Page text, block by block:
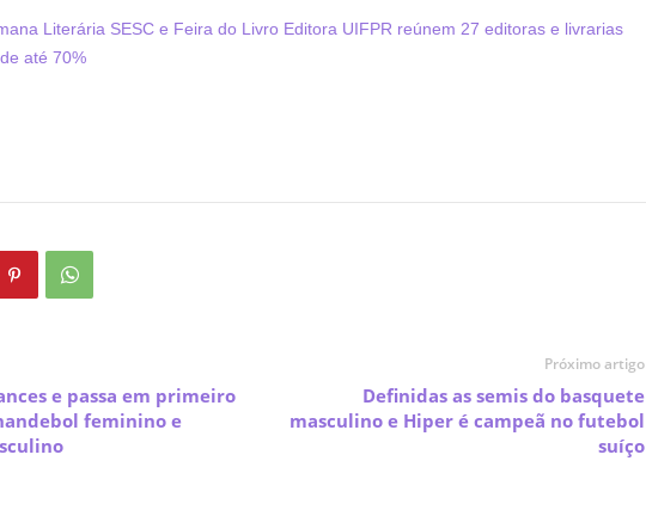
Literária SESC e Feira do Livro Editora UIFPR reúnem 27 editoras e livrarias
até 70%
e passa em primeiro
feminino e
Próximo artigo
Definidas as semis do basquete
masculino e Hiper é campeã no futebol
suíço